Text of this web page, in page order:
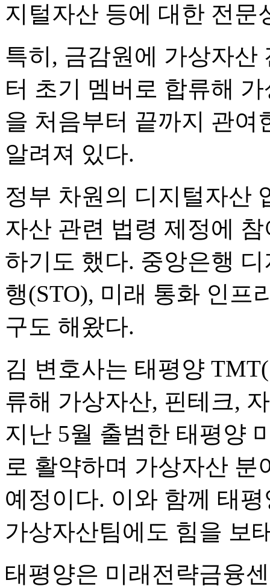
지털자산 등에 대한 전문
특히, 금감원에 가상자산
터 초기 멤버로 합류해
을 처음부터 끝까지 관여
알려져 있다.
정부 차원의 디지털자산
자산 관련 법령 제정에
하기도 했다. 중앙은행
행(STO), 미래 통화 인프
구도 해왔다.
김 변호사는 태평양
류해 가상자산, 핀테크,
지난 5월 출범한 태평양
로 활약하며 가상자산 분
예정이다. 이와 함께 태
가상자산팀에도 힘을 보
태평양은 미래전략금융